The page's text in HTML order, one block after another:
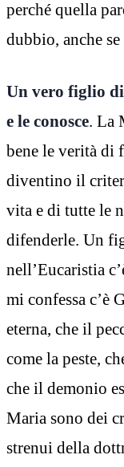
perché quella
dubbio, anche
Un vero figlio
e le conosce. La
bene le verità di
diventino il
vita e di tutte le
difenderle. Un
nell’Eucaristia
mi confessa c’è
eterna, che il
come la peste,
che il demonio
Maria sono dei
strenui della